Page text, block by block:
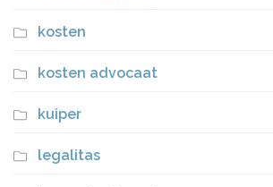
kosten
kosten advocaat
kuiper
legalitas